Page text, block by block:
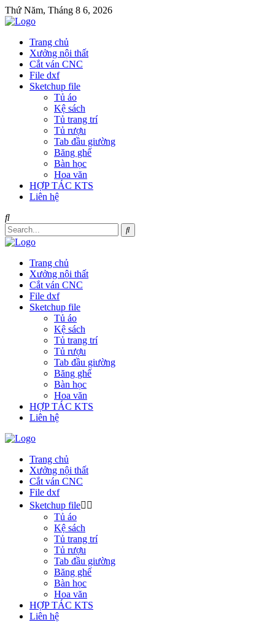
Thứ Năm, Tháng 8 6, 2026
Trang chủ
Xưởng nội thất
Cắt ván CNC
File dxf
Sketchup file
Tủ áo
Kệ sách
Tủ trang trí
Tủ rượu
Tab đầu giường
Băng ghế
Bàn học
Hoa văn
HỢP TÁC KTS
Liên hệ
Trang chủ
Xưởng nội thất
Cắt ván CNC
File dxf
Sketchup file
Tủ áo
Kệ sách
Tủ trang trí
Tủ rượu
Tab đầu giường
Băng ghế
Bàn học
Hoa văn
HỢP TÁC KTS
Liên hệ
Trang chủ
Xưởng nội thất
Cắt ván CNC
File dxf
Sketchup file
Tủ áo
Kệ sách
Tủ trang trí
Tủ rượu
Tab đầu giường
Băng ghế
Bàn học
Hoa văn
HỢP TÁC KTS
Liên hệ